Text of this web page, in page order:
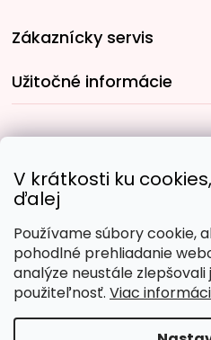
V krátkosti ku
ďalej
Používame súbory cookie,
pohodlné prehliadanie
analýze neustále zlepšovali
použiteľnosť. Viac
Zákaznícky servis
Užitočné informácie
Obľúbené